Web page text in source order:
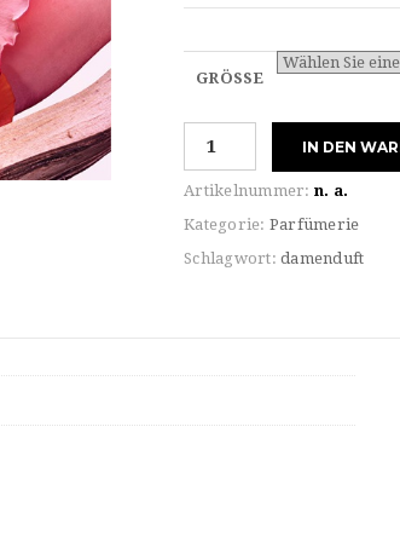
GRÖSSE
for
OF
PARFUM
IN DEN
Artikelnummer: n. a.
Kategorie: Parfümerie
Schlagwort: damenduft